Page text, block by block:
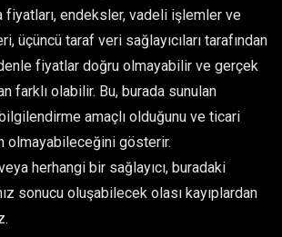
fiyatları, endeksler, vadeli işlemler ve
üçüncü taraf veri sağlayıcıları tarafından
fiyatlar doğru olmayabilir ve gerçek
farklı olabilir. Bu, burada sunulan
amaçlı olduğunu ve ticari
olmayabileceğini gösterir.
herhangi bir sağlayıcı, buradaki
sonucu oluşabilecek olası kayıplardan